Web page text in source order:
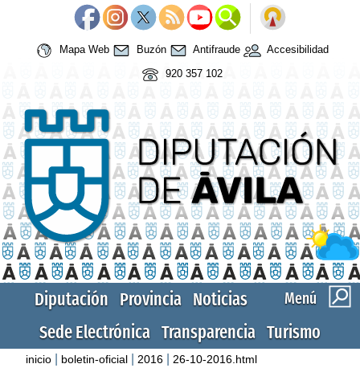
Mapa Web Buzón Antifraude
Accesibilidad
920 357 102
Menú
Diputación Provincia Noticias
Sede Electrónica Transparencia Turismo
inicio boletin-oficial 2016 26-10-2016.html